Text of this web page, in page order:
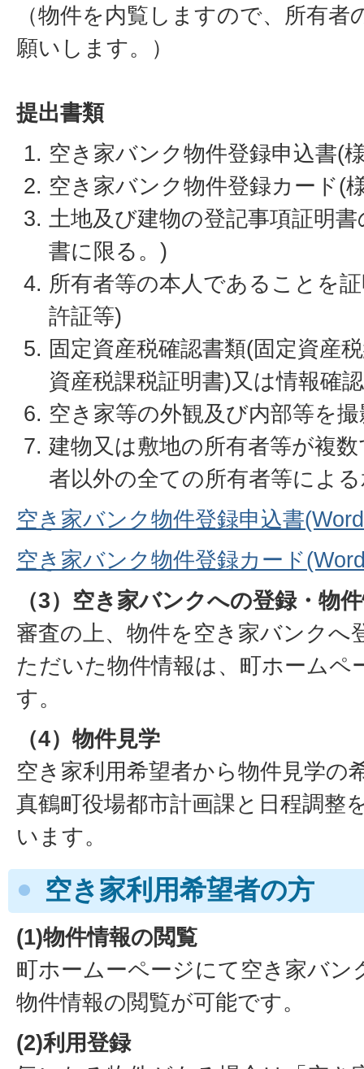
（物件を内覧しますので、所有
願いします。）
提出書類
空き家バンク物件登録申込書(
空き家バンク物件登録カード(
土地及び建物の登記事項証明
書に限る。)
所有者等の本人であることを
許証等)
固定資産税確認書類(固定資産
資産税課税証明書)又は情報確
空き家等の外観及び内部等を
建物又は敷地の所有者等が複
者以外の全ての所有者等によ
空き家バンク物件登録申込書
空き家バンク物件登録カード
（3）空き家バンクへの登録・物
審査の上、物件を空き家バンクへ
ただいた物件情報は、町ホームペ
す。
（4）物件見学
空き家利用希望者から物件見学の
真鶴町役場都市計画課と日程調整
います。
空き家利用希望者の方
(1)物件情報の閲覧
町ホームーページにて空き家バン
物件情報の閲覧が可能です。
(2)利用登録